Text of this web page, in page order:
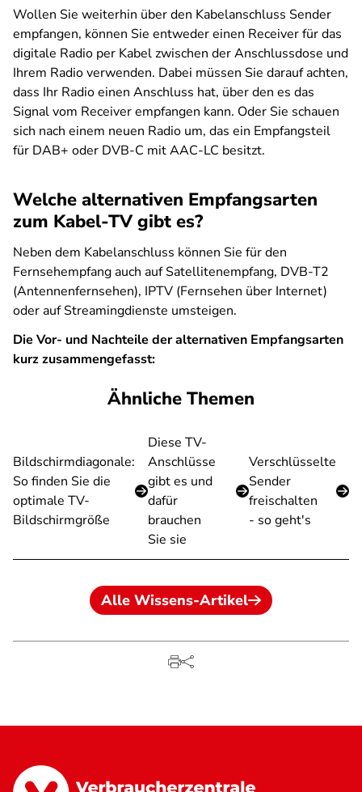
Wollen Sie weiterhin über den Kabelanschluss Sender
empfangen, können Sie entweder einen Receiver für das
digitale Radio per Kabel zwischen der Anschlussdose und
Ihrem Radio verwenden. Dabei müssen Sie darauf achten,
dass Ihr Radio einen Anschluss hat, über den es das
Signal vom Receiver empfangen kann. Oder Sie schauen
sich nach einem neuen Radio um, das ein Empfangsteil
für DAB+ oder DVB-C mit AAC-LC besitzt.
Welche alternativen Empfangsarten
zum Kabel-TV gibt es?
Neben dem Kabelanschluss können Sie für den
Fernsehempfang auch auf Satellitenempfang, DVB-T2
(Antennenfernsehen), IPTV (Fernsehen über Internet)
oder auf Streamingdienste umsteigen.
Die Vor- und Nachteile der alternativen Empfangsarten
kurz zusammengefasst:
Ähnliche Themen
Bildschirmdiagonale:
So finden Sie die
optimale TV-
Bildschirmgröße
Diese TV-
Anschlüsse
gibt es und
dafür
brauchen
Sie sie
Verschlüsselte
Sender
freischalten
- so geht's
Alle Wissens-Artikel